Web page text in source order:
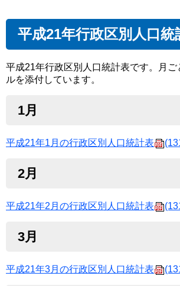
平成21年行政区別人口統
平成21年行政区別人口統計表です。月ご
ルを添付しています。
1月​
平成21年1月の行政区別人口統計表
2月
平成21年2月の行政区別人口統計表
3月
平成21年3月の行政区別人口統計表